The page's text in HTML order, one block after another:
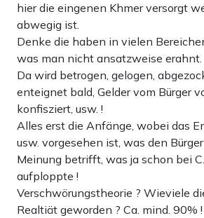
hier die eingenen Khmer versorgt
abwegig ist.
Denke die haben in vielen
was man nicht ansatzweise erahnt.
Da wird betrogen, gelogen,
enteignet bald, Gelder vom Bürger
konfisziert, usw. !
Alles erst die Anfänge, wobei das
usw. vorgesehen ist, was den
Meinung betrifft, was ja schon bei
aufploppte !
Verschwörungstheorie ? Wieviele
Realtiät geworden ? Ca. mind. 90% !